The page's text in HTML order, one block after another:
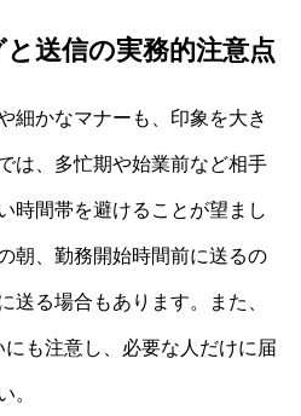
送信の実務的注意点
細かなマナーも、印象を大き
は、多忙期や始業前など相手
時間帯を避けることが望まし
朝、勤務開始時間前に送るの
送る場合もあります。また、
も注意し、必要な人だけに届
。